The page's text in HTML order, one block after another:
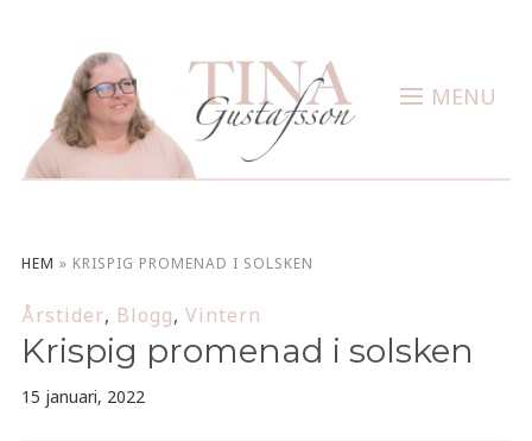
MENU
HEM » KRISPIG PROMENAD I SOLSKEN
Årstider, Blogg, Vintern
Krispig promenad i solsken
15 januari, 2022